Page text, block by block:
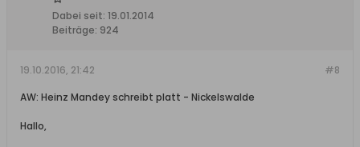
Dabei seit: 19.01.2014
Beiträge: 924
#8
19.10.2016, 21:42
AW: Heinz Mandey schreibt platt - Nickelswalde
Hallo,